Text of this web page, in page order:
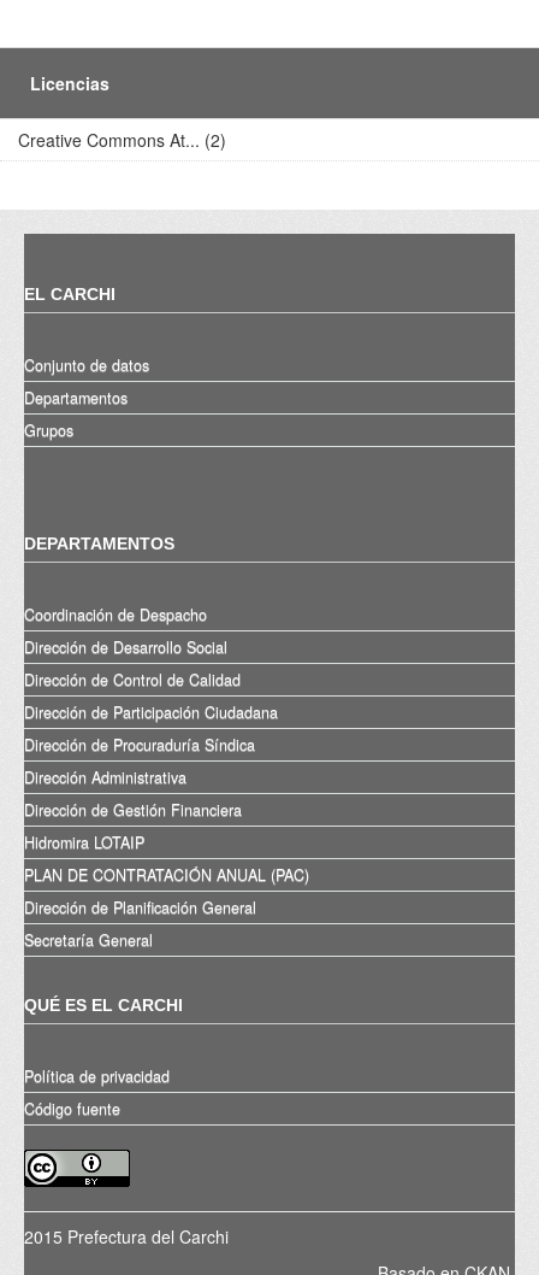
Licencias
Creative Commons At... (2)
EL CARCHI
Conjunto de datos
Departamentos
Grupos
DEPARTAMENTOS
Coordinación de Despacho
Dirección de Desarrollo Social
Dirección de Control de Calidad
Dirección de Participación Ciudadana
Dirección de Procuraduría Síndica
Dirección Administrativa
Dirección de Gestión Financiera
Hidromira LOTAIP
PLAN DE CONTRATACIÓN ANUAL (PAC)
Dirección de Planificación General
Secretaría General
QUÉ ES EL CARCHI
Política de privacidad
Código fuente
2015 Prefectura del Carchi